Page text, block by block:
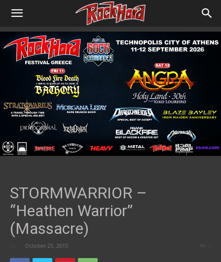
STORMWARRIOR –
“Heathen Warrior”
(Massacre)
October 25, 2015